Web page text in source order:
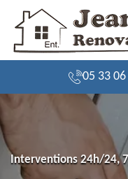
05 33
Interventions 24h/24,